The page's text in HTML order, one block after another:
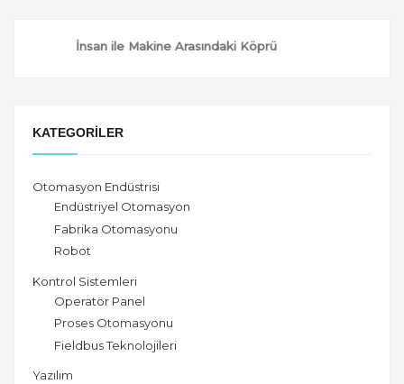
İnsan ile Makine Arasındaki Köprü
KATEGORILER
Otomasyon Endüstrisi
Endüstriyel Otomasyon
Fabrika Otomasyonu
Robot
Kontrol Sistemleri
Operatör Panel
Proses Otomasyonu
Fieldbus Teknolojileri
Yazılım